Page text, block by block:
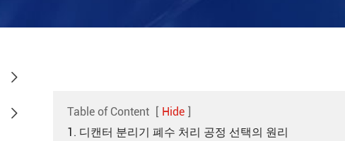

 Table of Content [ Hide ]
1. 디캔터 분리기 폐수 처리 공정 선택의 원리